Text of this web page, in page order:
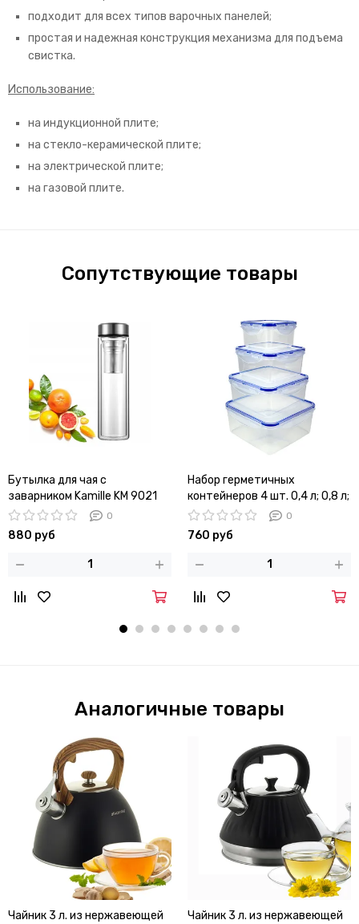
подходит для всех типов варочных панелей;
простая и надежная конструкция механизма для подъема
свистка.
Использование:
на индукционной плите;
на стекло-керамической плите;
на электрической плите;
на газовой плите.
Сопутствующие товары
Бутылка для чая с
заварником Kamille KM 9021
стеклянная с двойными
стенками
0
880 руб
Набор герметичных
контейнеров 4 шт. 0,4 л; 0,8 л;
1,35 л; 2 л. Kamille KM 20002
квадратные
0
760 руб
Аналогичные товары
Чайник 3 л. из нержавеющей
Чайник 3 л. из нержавеющей